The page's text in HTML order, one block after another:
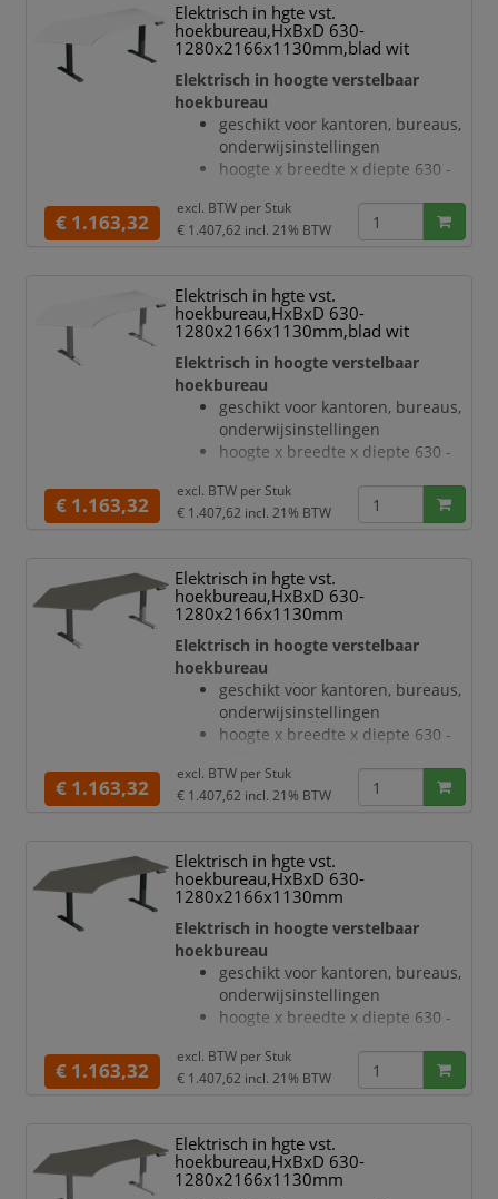
bladdikte 25 mm
draagvermogen 120 kg
verdieping links, hoek 135 °
geluidsniveau van 42 dB
T-voetonderstel van staal met
slag- en krasvaste poedercoating
in zilverkleurig
hoogteverstelling via 2
elektromotoren
Botsingbescherming
hefsne
Elektrisch in hgte vst.
hoekbureau,HxBxD 630-
1280x2166x1130mm,blad wit
Elektrisch in hoogte verstelbaar
hoekbureau
geschikt voor kantoren, bureaus,
onderwijsinstellingen
hoogte x breedte x diepte 630 -
blad van hout met
onderhoudsvriendelijke
bladdikte 25 mm
draagvermogen 120 kg
verdieping links, hoek 135 °
geluidsniveau van 42 dB
T-voetonderstel van staal met
slag- en krasvaste poedercoating
in antraciet
hoogteverstelling via 2
elektromotoren
Botsingbescherming
hefsnelhei
€ 1.163,32
excl. BTW per Stuk
€ 1.407,62 incl. 21% BTW
Elektrisch in hgte vst.
hoekbureau,HxBxD 630-
1280x2166x1130mm,blad wit
Elektrisch in hoogte verstelbaar
hoekbureau
geschikt voor kantoren, bureaus,
onderwijsinstellingen
hoogte x breedte x diepte 630 -
blad van hout met
onderhoudsvriendelijke
bladdikte 25 mm
draagvermogen 120 kg
geluidsniveau van 42 dB
T-voetonderstel van staal met
slag- en krasvaste poedercoating
in wit
hoogteverstelling via 2
elektromotoren
Botsingbescherming
hefsnelheid 35 m
€ 1.163,32
excl. BTW per Stuk
€ 1.407,62 incl. 21% BTW
Elektrisch in hgte vst.
hoekbureau,HxBxD 630-
1280x2166x1130mm
Elektrisch in hoogte verstelbaar
hoekbureau
geschikt voor kantoren, bureaus,
onderwijsinstellingen
hoogte x breedte x diepte 630 -
blad van hout met
onderhoudsvriendelijke
bladdikte 25 mm
draagvermogen 120 kg
geluidsniveau van 42 dB
T-voetonderstel van staal met
slag- en krasvaste poedercoating
in zilverkleurig
hoogteverstelling via 2
elektromotoren
Botsingbescherming
€ 1.163,32
excl. BTW per Stuk
€ 1.407,62 incl. 21% BTW
Elektrisch in hgte vst.
hoekbureau,HxBxD 630-
1280x2166x1130mm
Elektrisch in hoogte verstelbaar
hoekbureau
geschikt voor kantoren, bureaus,
onderwijsinstellingen
hoogte x breedte x diepte 630 -
blad van hout met
onderhoudsvriendelijke
bladdikte 25 mm
draagvermogen 120 kg
€ 1.163,32
excl. BTW per Stuk
€ 1.407,62 incl. 21% BTW
Elektrisch in hgte vst.
hoekbureau,HxBxD 630-
1280x2166x1130mm